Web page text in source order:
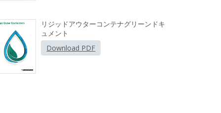
リジッドアウターコンテナグリーンドキ
ュメント
Download PDF